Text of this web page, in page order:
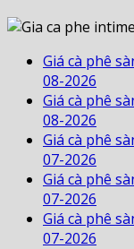
Giá cà phê
08-2026
Giá cà phê
08-2026
Giá cà phê
07-2026
Giá cà phê
07-2026
Giá cà phê
07-2026